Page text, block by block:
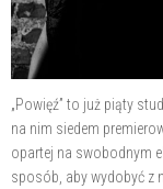
„Powięź” to już piąty
na nim siedem
opartej na swobodnym
sposób, aby wydobyć z